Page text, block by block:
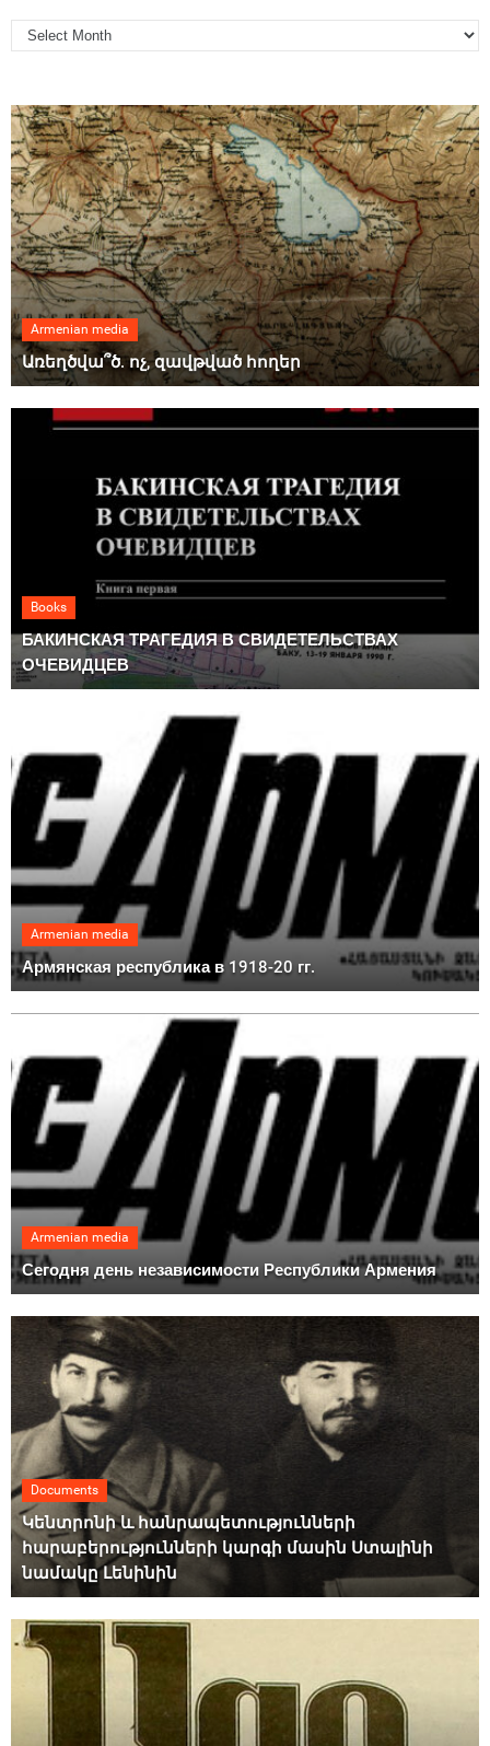
Armenian media
Առեղծվա՞ծ. ոչ, զավթված հողեր
Books
БАКИНСКАЯ ТРАГЕДИЯ В СВИДЕТЕЛЬСТВАХ
ОЧЕВИДЦЕВ
Armenian media
Армянская республика в 1918-20 гг.
Armenian media
Сегодня день независимости Республики Армения
Documents
Կենտրոնի և հանրապետությունների
հարաբերությունների կարգի մասին Ստալինի
նամակը Լենինին